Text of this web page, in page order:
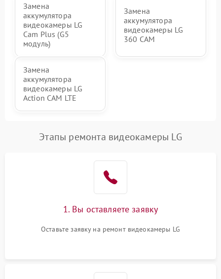
Замена
аккумулятора
видеокамеры LG
Cam Plus (G5
модуль)
Замена
аккумулятора
видеокамеры LG
360 CAM
Замена
аккумулятора
видеокамеры LG
Action CAM LTE
Этапы ремонта видеокамеры LG
1. Вы оставляете заявку
Оставьте заявку на ремонт видеокамеры LG